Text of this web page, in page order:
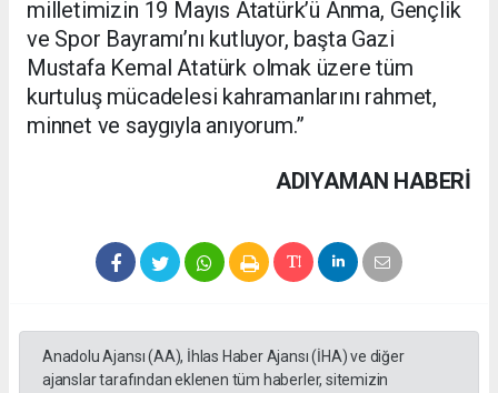
milletimizin 19 Mayıs Atatürk’ü Anma, Gençlik
ve Spor Bayramı’nı kutluyor, başta Gazi
Mustafa Kemal Atatürk olmak üzere tüm
kurtuluş mücadelesi kahramanlarını rahmet,
minnet ve saygıyla anıyorum.”
ADIYAMAN HABERİ
Anadolu Ajansı (AA), İhlas Haber Ajansı (İHA) ve diğer
ajanslar tarafından eklenen tüm haberler, sitemizin